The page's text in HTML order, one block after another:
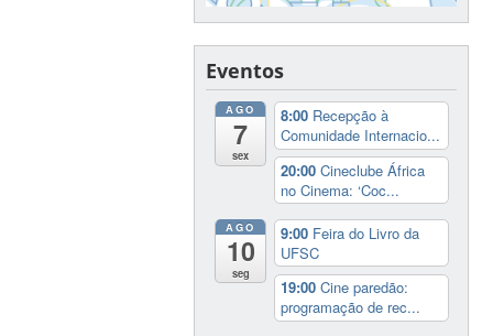
Eventos
AGO
7
sex
8:00 Recepção à
Comunidade Internacio...
20:00Cineclube África
no Cinema: ‘Coc...
AGO
10
seg
9:00 Feira do Livro da
UFSC
19:00Cine paredão:
programação de rec...